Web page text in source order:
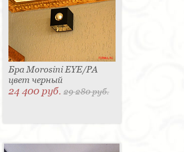
Бра Morosini EYE/PA
цвет черный
24 400 руб.29 280 руб.